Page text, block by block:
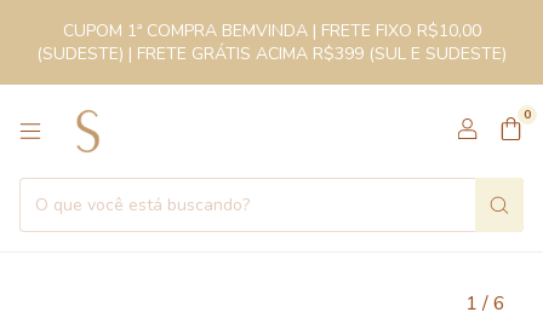
CUPOM 1ª COMPRA BEMVINDA | FRETE FIXO R$10,00
(SUDESTE) | FRETE GRÁTIS ACIMA R$399 (SUL E SUDESTE)
0
1/6